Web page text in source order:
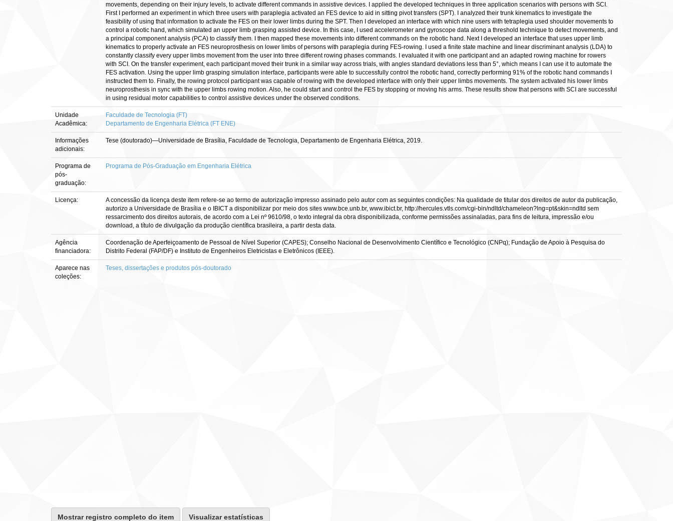
movements, depending on their injury levels, to activate different commands in assistive devices. I applied the developed techniques in three application scenarios with persons with SCI.
First I performed an experiment in which three users with paraplegia activated an FES device to aid in sitting pivot transfers (SPT). I analyzed their trunk kinematics to investigate the
feasibility of using that information to activate the FES on their lower limbs during the SPT. Then I developed an interface with which nine users with tetraplegia used shoulder movements to
control a robotic hand, which simulated an upper limb grasping assisted device. In this case, I used accelerometer and gyroscope data along a threshold technique to detect movements, and
a principal component analysis (PCA) to classify them. I then mapped these movements into different commands on the robotic hand. Next I developed an interface that uses upper limb
kinematics to properly activate an FES neuroprosthesis on lower limbs of persons with paraplegia during FES-rowing. I used a finite state machine and linear discriminant analysis (LDA) to
constantly classify every upper limbs movement from the user into three different rowing phases commands. I evaluated it with one participant and an adapted rowing machine for rowers
with SCI. On the transfer experiment, each participant moved their trunk in a similar way across trials, with angles standard deviations less than 5°, which means I can use it to automate the
FES activation. Using the upper limb grasping simulation interface, participants were able to successfully control the robotic hand, correctly performing 91% of the robotic hand commands I
instructed them to. Finally, the rowing protocol participant was capable of rowing with the developed interface with only their upper limbs movements. The system activated his lower limbs
neuroprosthesis in sync with the upper limbs rowing motion. Also, he could start and control the FES by stopping or moving his arms. These results show that persons with SCI are successful
in using residual motor capabilities to control assistive devices under the observed conditions.
Unidade
Acadêmica:
Faculdade de Tecnologia (FT)
Departamento de Engenharia Elétrica (FT ENE)
Informações
adicionais:
Tese (doutorado)—Universidade de Brasília, Faculdade de Tecnologia, Departamento de Engenharia Elétrica, 2019.
Programa de
pós-
graduação:
Programa de Pós-Graduação em Engenharia Elétrica
Licença:
A concessão da licença deste item refere-se ao termo de autorização impresso assinado pelo autor com as seguintes condições: Na qualidade de titular dos direitos de autor da publicação,
autorizo a Universidade de Brasília e o IBICT a disponibilizar por meio dos sites www.bce.unb.br, www.ibict.br, http://hercules.vtls.com/cgi-bin/ndltd/chameleon?lng=pt&skin=ndltd sem
ressarcimento dos direitos autorais, de acordo com a Lei nº 9610/98, o texto integral da obra disponibilizada, conforme permissões assinaladas, para fins de leitura, impressão e/ou
download, a título de divulgação da produção científica brasileira, a partir desta data.
Agência
financiadora:
Coordenação de Aperfeiçoamento de Pessoal de Nível Superior (CAPES); Conselho Nacional de Desenvolvimento Científico e Tecnológico (CNPq); Fundação de Apoio à Pesquisa do
Distrito Federal (FAP/DF) e Instituto de Engenheiros Eletricistas e Eletrônicos (IEEE).
Aparece nas
coleções:
Teses, dissertações e produtos pós-doutorado
Mostrar registro completo do item Visualizar estatísticas